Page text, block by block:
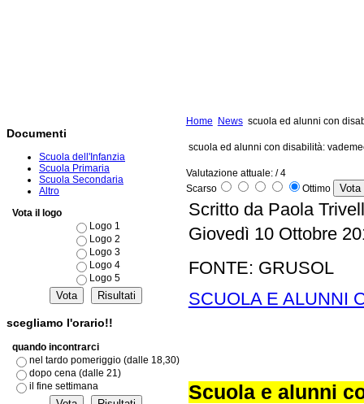
Documenti
Scuola dell'Infanzia
Scuola Primaria
Scuola Secondaria
Altro
Vota il logo
Logo 1
Logo 2
Logo 3
Logo 4
Logo 5
scegliamo l'orario!!
quando incontrarci
nel tardo pomeriggio (dalle 18,30)
dopo cena (dalle 21)
il fine settimana
Home News scuola ed alunni con
scuola ed alunni con disabilità:
Valutazione attuale:/ 4
Scarso
Ottimo
Scritto da Paola
Giovedì 10 Ottobre
FONTE: GRUSOL
SCUOLA E ALUNNI
Scuola e alunni